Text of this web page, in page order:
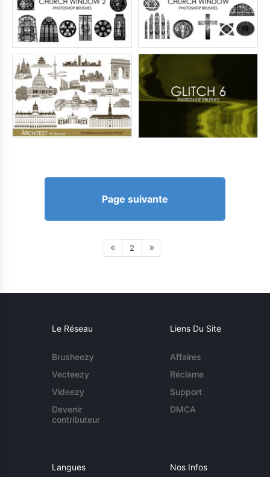
Page suivante
2
Le Réseau
Brusheezy
Vecteezy
Videezy
Devenir
contributeur
Liens Du Site
Affaires
Réclame
Support
DMCA
Langues Nos Infos